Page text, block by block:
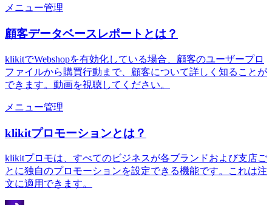
メニュー管理
顧客データベースレポートとは？
klikitでWebshopを有効化している場合、顧客のユーザープロ
ファイルから購買行動まで、顧客について詳しく知ることが
できます。動画を視聴してください。
メニュー管理
klikitプロモーションとは？
klikitプロモは、すべてのビジネスが各ブランドおよび支店ご
とに独自のプロモーションを設定できる機能です。これは注
文に適用できます。